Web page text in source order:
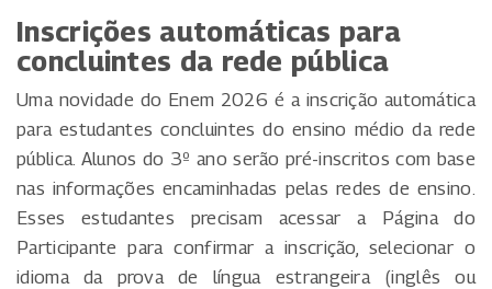
Inscrições automáticas para
concluintes da rede pública
Uma novidade do Enem 2026 é a inscrição automática
para estudantes concluintes do ensino médio da rede
pública. Alunos do 3º ano serão pré-inscritos com base
nas informações encaminhadas pelas redes de ensino.
Esses estudantes precisam acessar a Página do
Participante para confirmar a inscrição, selecionar o
idioma da prova de língua estrangeira (inglês ou